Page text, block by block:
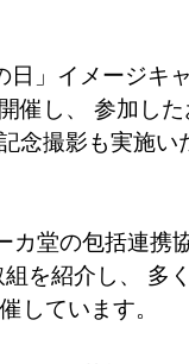
」イメージキ
催し、 参加し
念撮影も実施い
カ堂の包括連携
を紹介し、 多
しています。